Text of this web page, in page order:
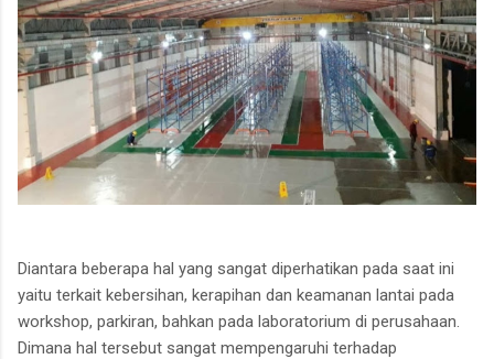
Diantara beberapa hal yang sangat diperhatikan pada saat ini
yaitu terkait kebersihan, kerapihan dan keamanan lantai pada
workshop, parkiran, bahkan pada laboratorium di perusahaan.
Dimana hal tersebut sangat mempengaruhi terhadap